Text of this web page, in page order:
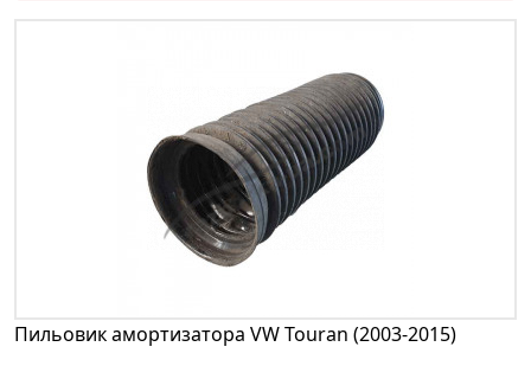
Пильовик амортизатора VW Touran (2003-2015)